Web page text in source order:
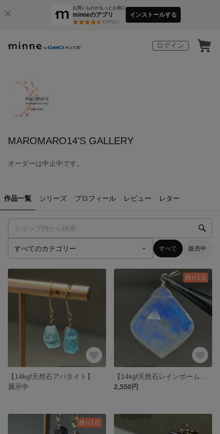
お買いものがもっとお得に
minneのアプリ
3万件以上
インストールする
ログイン
MAROMARO14'S GALLERY
オーダーは中止中です。
作品一覧 シリーズ プロフィール レビュー レター
すべて 販売中
【14kgf天然石アパタイト】
展示中
残り1点
2,550円
残り1点